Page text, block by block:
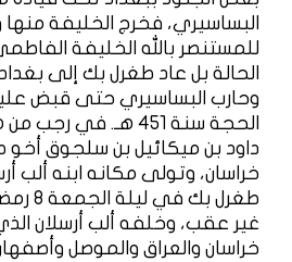
البساسيري، فخرج الخليفة
للمستنصر بالله الخليفة
الحالة بل عاد طغرل بك إلى
الحجة سنة 451 هـ.
داود بن ميكائيل بن سلجوق
خراسان، وتولى مكانه ابنه ألب
غير عقب، وخلفه ألب أرسلان
خراسان والعراق والموصل